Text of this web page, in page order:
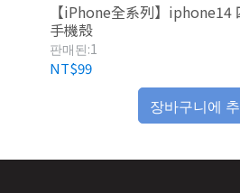
【iPhone全系列】iphone14
手機殼
판매된:1
NT$99
장바구니에